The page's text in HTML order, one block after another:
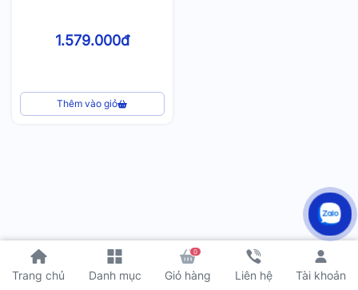
Trang chủ Danh mục
0
Giỏ hàng Liên hệ Tài khoản
1.579.000đ
Thêm vào giỏ